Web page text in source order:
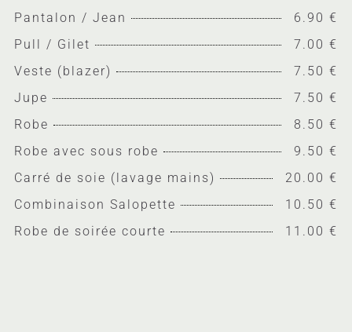
Pantalon / Jean
6.90 €
Pull / Gilet
7.00 €
Veste (blazer)
7.50 €
Jupe
7.50 €
Robe
8.50 €
Robe avec sous robe
9.50 €
Carré de soie (lavage mains)
20.00 €
Combinaison Salopette
10.50 €
Robe de soirée courte
11.00 €